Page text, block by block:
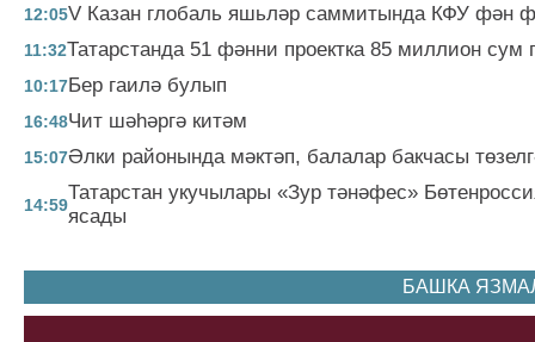
12:05V Казан глобаль яшьләр саммитында КФУ фән
11:32Татарстанда 51 фәнни проектка 85 миллион сум
10:17Бер гаилә булып
16:48Чит шәһәргә китәм
15:07Әлки районында мәктәп, балалар бакчасы
14:59
Татарстан укучылары «Зур тәнәфес»
ясады
БАШКА